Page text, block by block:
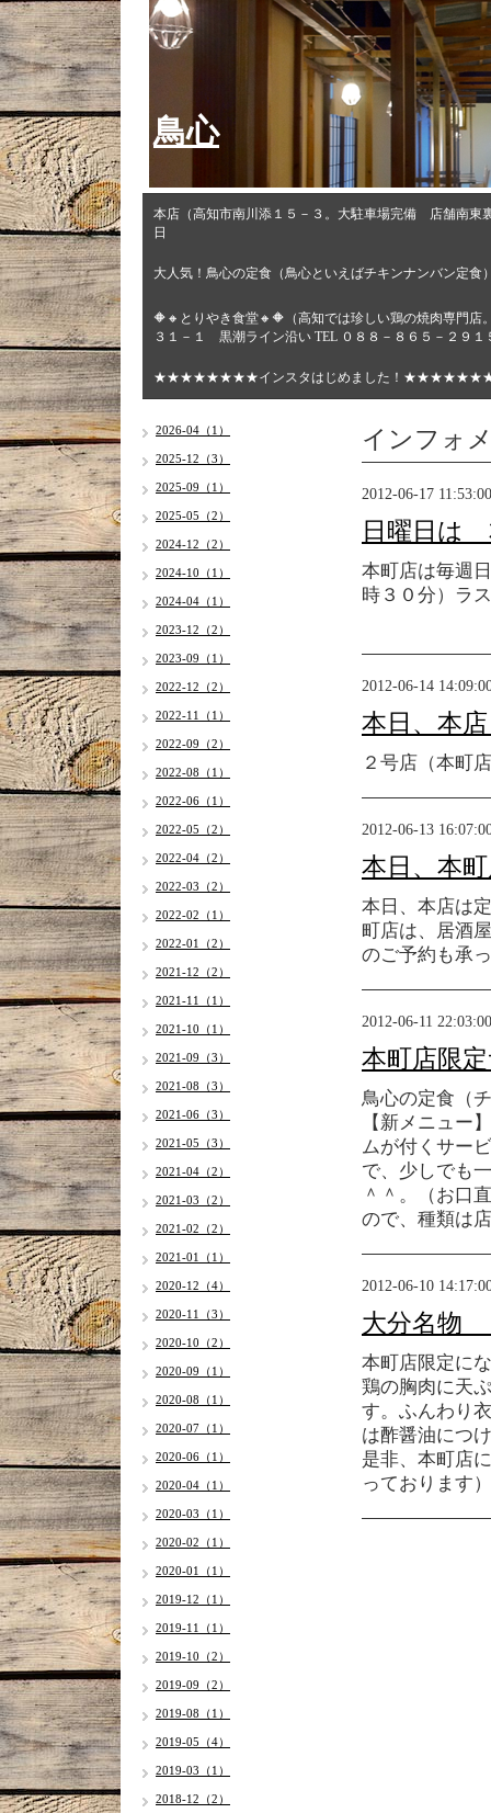
鳥心
本店（高知市南川添１５－３。大駐車場完備 店舗南
日
大人気！鳥心の定食（鳥心といえばチキンナンバン定食
🔶🔸とりやき食堂🔸🔶（高知では珍しい鶏の焼肉専門
３１－１ 黒潮ライン沿い TEL ０８８－８６５－２
★★★★★★★★インスタはじめました！
インフォ
2012-06-17 11:53:00
日曜日は
本町店は毎週
時３０分）ラ
2012-06-14
本日、本
２号店（本町
2012-06-13
本日、本
本日、本店は
町店は、居酒
のご予約も承
2012-06-11 22:03:00
本町店限
鳥心の定食（
【新メニュー
ムが付くサー
で、少しでも
＾＾。（お口
ので、種類は
2012-06-10
大分名物
本町店限定に
鶏の胸肉に天
す。ふんわり
は酢醤油につ
是非、本町店
っております）
2026-04（1）
2025-12（3）
2025-09（1）
2025-05（2）
2024-12（2）
2024-10（1）
2024-04（1）
2023-12（2）
2023-09（1）
2022-12（2）
2022-11（1）
2022-09（2）
2022-08（1）
2022-06（1）
2022-05（2）
2022-04（2）
2022-03（2）
2022-02（1）
2022-01（2）
2021-12（2）
2021-11（1）
2021-10（1）
2021-09（3）
2021-08（3）
2021-06（3）
2021-05（3）
2021-04（2）
2021-03（2）
2021-02（2）
2021-01（1）
2020-12（4）
2020-11（3）
2020-10（2）
2020-09（1）
2020-08（1）
2020-07（1）
2020-06（1）
2020-04（1）
2020-03（1）
2020-02（1）
2020-01（1）
2019-12（1）
2019-11（1）
2019-10（2）
2019-09（2）
2019-08（1）
2019-05（4）
2019-03（1）
2018-12（2）